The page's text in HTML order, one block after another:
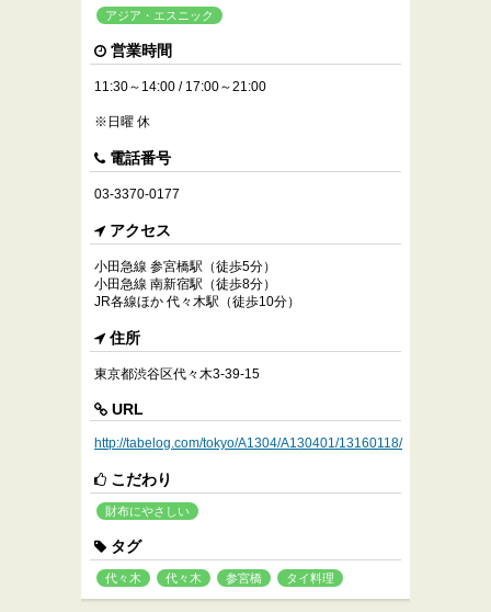
アジア・エスニック
営業時間
11:30～14:00 / 17:00～21:00
※日曜 休
電話番号
03-3370-0177
アクセス
小田急線 参宮橋駅（徒歩5分）
小田急線 南新宿駅（徒歩8分）
JR各線ほか 代々木駅（徒歩10分）
住所
東京都渋谷区代々木3-39-15
URL
http://tabelog.com/tokyo/A1304/A130401/13160118/
こだわり
財布にやさしい
タグ
代々木 代々木 参宮橋 タイ料理